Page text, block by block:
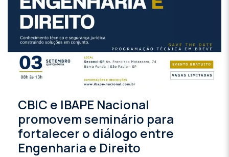
CBIC e IBAPE Nacional
promovem seminário para
fortalecer o diálogo entre
Engenharia e Direito